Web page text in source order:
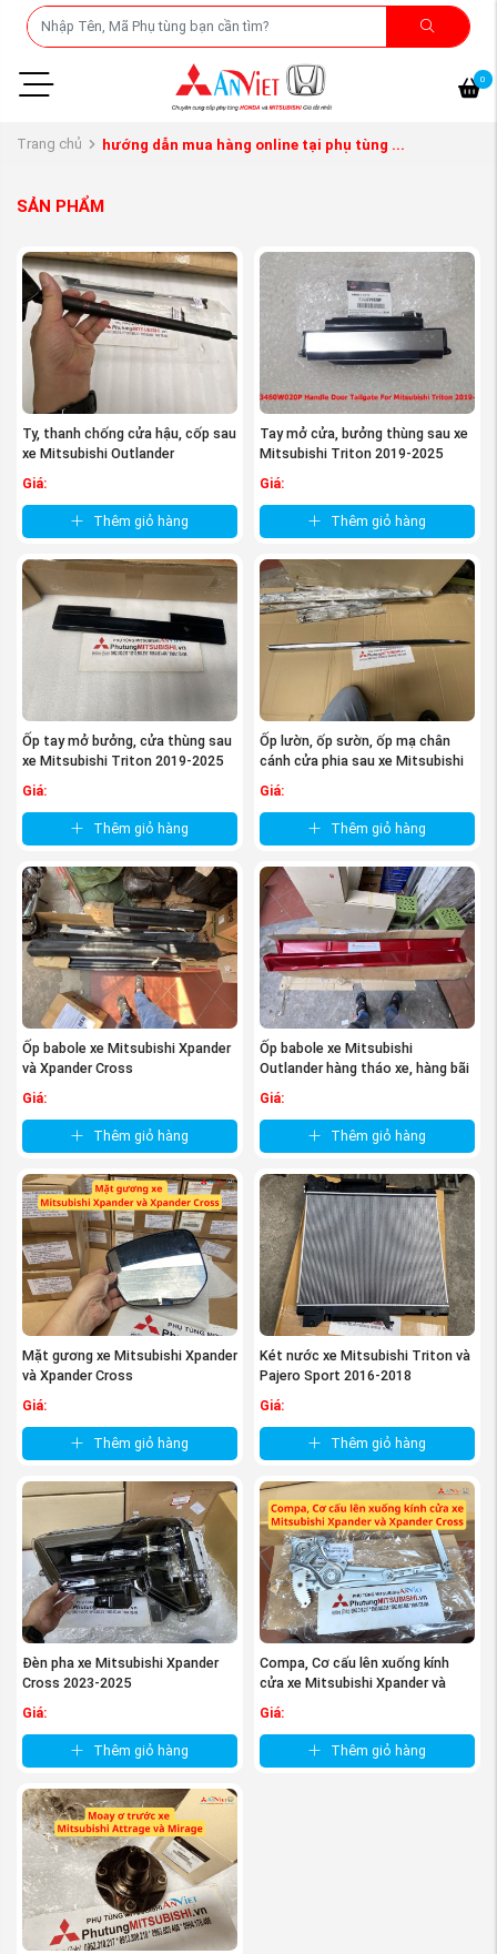
0
Trang chủ hướng dẫn mua hàng online tại phụ tùng ...
SẢN PHẨM
Ty, thanh chống cửa hậu, cốp sau
xe Mitsubishi Outlander
Giá:
Thêm giỏ hàng
Tay mở cửa, bưởng thùng sau xe
Mitsubishi Triton 2019-2025
Giá:
Thêm giỏ hàng
Ốp tay mở bưởng, cửa thùng sau
xe Mitsubishi Triton 2019-2025
Giá:
Thêm giỏ hàng
Ốp lườn, ốp sườn, ốp mạ chân
cánh cửa phia sau xe Mitsubishi
Giá:
Thêm giỏ hàng
Ốp babole xe Mitsubishi Xpander
và Xpander Cross
Giá:
Thêm giỏ hàng
Ốp babole xe Mitsubishi
Outlander hàng tháo xe, hàng bãi
Giá:
Thêm giỏ hàng
Mặt gương xe Mitsubishi Xpander
và Xpander Cross
Giá:
Thêm giỏ hàng
Két nước xe Mitsubishi Triton và
Pajero Sport 2016-2018
Giá:
Thêm giỏ hàng
Đèn pha xe Mitsubishi Xpander
Cross 2023-2025
Giá:
Thêm giỏ hàng
Compa, Cơ cấu lên xuống kính
cửa xe Mitsubishi Xpander và
Giá:
Thêm giỏ hàng